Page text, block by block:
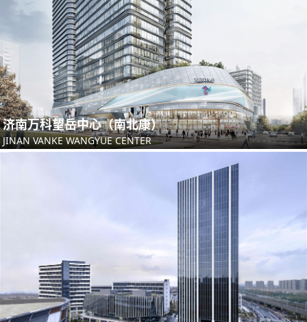
济南万科望岳中心（南北康）
JINAN VANKE WANGYUE CENTER